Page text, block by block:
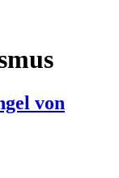
von